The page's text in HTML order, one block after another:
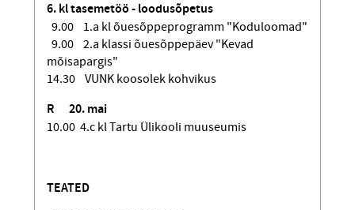
6. kl tasemetöö - loodusõpetus
9.00 1.a kl õuesõppeprogramm "Koduloomad"
9.00 2.a klassi õuesõppepäev "Kevad
mõisapargis"
14.30 VUNK koosolek kohvikus
R 20. mai
10.00 4.c kl Tartu Ülikooli muuseumis
TEATED